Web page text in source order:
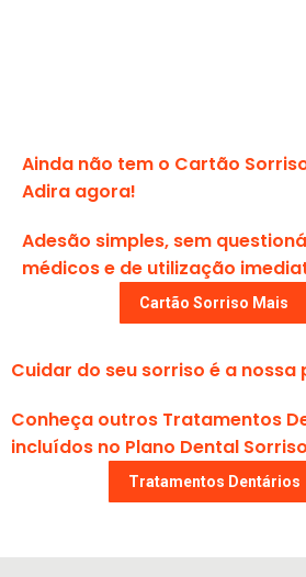
Ainda não tem o Cartão
Adira agora!
Adesão simples, sem
médicos e de utilização
Cartão Sorriso Mais
Cuidar do seu sorriso é a nossa
Conheça outros Tratamentos
incluídos no Plano Dental
Tratamentos Dentários